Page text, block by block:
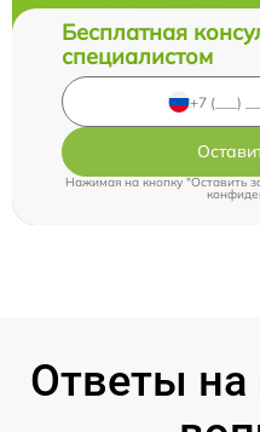
Бесплатная
специалистом
Нажимая на кнопку "Оставить
Ответы